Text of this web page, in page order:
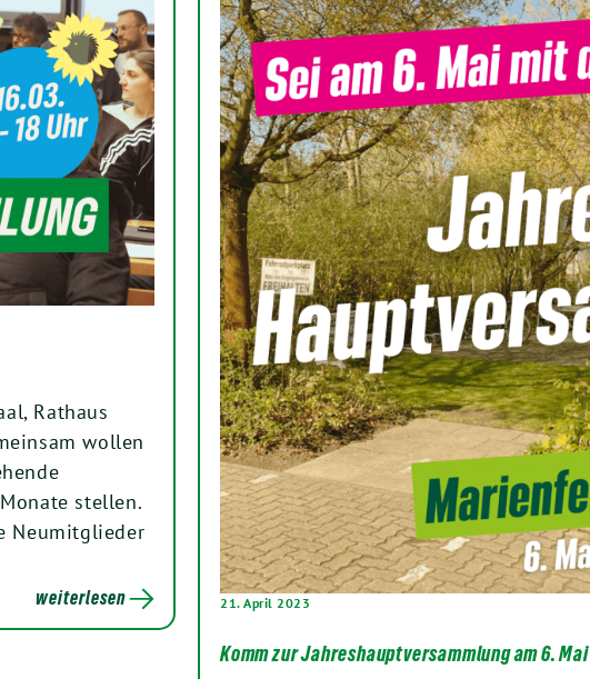
Rathaus
wollen
stellen.
Neumitglieder
weiterlesen 21. April 2023
Komm zur Jahreshauptversammlung am 6. Mai